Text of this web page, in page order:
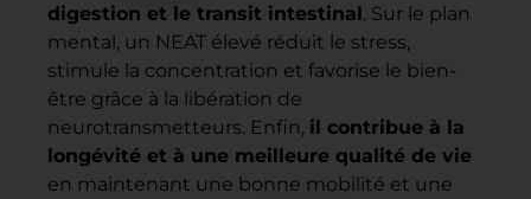
digestion et le transit intestinal. Sur le plan
mental, un NEAT élevé réduit le stress,
stimule la concentration et favorise le bien-
être grâce à la libération de
neurotransmetteurs. Enfin, il contribue à la
longévité et à une meilleure qualité de vie
en maintenant une bonne mobilité et une